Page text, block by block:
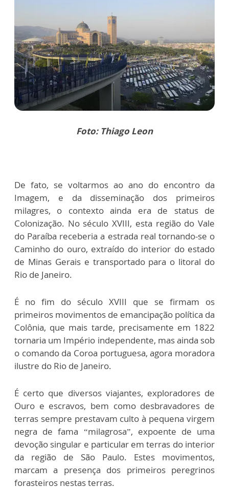
Foto: Thiago Leon
De fato, se voltarmos ao ano do encontro da
Imagem, e da disseminação dos primeiros
milagres, o contexto ainda era de status de
Colonização. No século XVIII, esta região do Vale
do Paraíba receberia a estrada real tornando-se o
Caminho do ouro, extraído do interior do estado
de Minas Gerais e transportado para o litoral do
Rio de Janeiro.
É no fim do século XVIII que se firmam os
primeiros movimentos de emancipação política da
Colônia, que mais tarde, precisamente em 1822
tornaria um Império independente, mas ainda sob
o comando da Coroa portuguesa, agora moradora
ilustre do Rio de Janeiro.
É certo que diversos viajantes, exploradores de
Ouro e escravos, bem como desbravadores de
terras sempre prestavam culto à pequena virgem
negra de fama “milagrosa”, expoente de uma
devoção singular e particular em terras do interior
da região de São Paulo. Estes movimentos,
marcam a presença dos primeiros peregrinos
forasteiros nestas terras.